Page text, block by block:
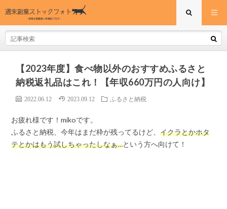
【2023年度】食べ物以外のおすすめふるさと
納税返礼品はこれ！【年収660万円の人向け】
2022.06.12 2023.09.12 ふるさと納税
お疲れ様です！mikoです。
ふるさと納税、今年はまだ枠が残ってるけど、イクラとかホタ
テとかはもう試しちゃったしなぁ…という方へ向けて！